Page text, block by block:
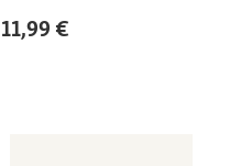
11,99 €